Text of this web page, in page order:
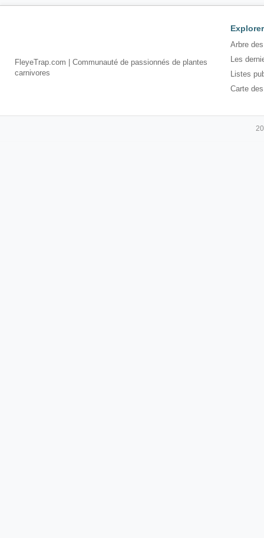
FleyeTrap.com | Communauté de passionnés de plantes
carnivores
Explorer
Arbre
Les
Listes
Carte